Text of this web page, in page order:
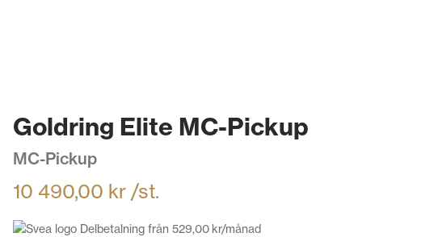
Goldring Elite MC-Pickup
MC-Pickup
10 490,00 kr /st.
Delbetalning från 529,00 kr/månad